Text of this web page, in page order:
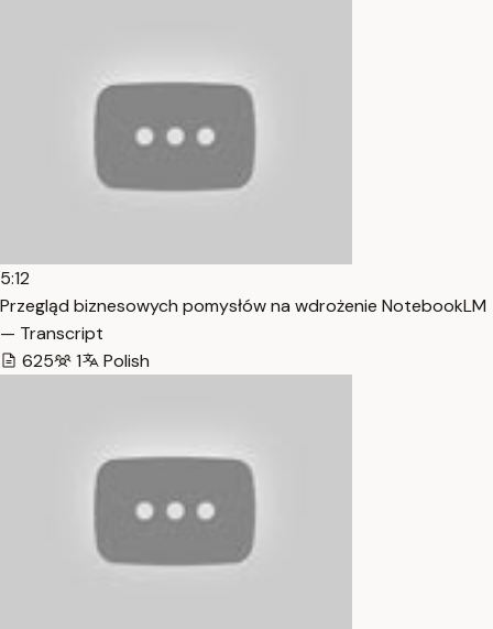
5:12
Przegląd biznesowych pomysłów na wdrożenie NotebookLM
— Transcript
625
1 Polish